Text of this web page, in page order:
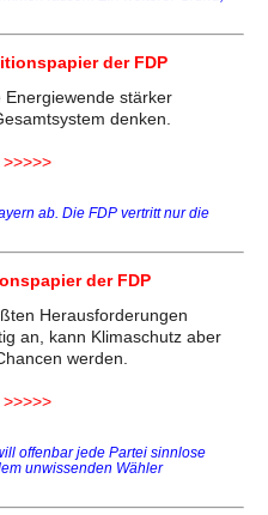
der FDP
stärker
denken.
>>>>>
ab. Die FDP vertritt nur die
der FDP
Herausforderungen
an, kann Klimaschutz aber
werden.
>>>>>
offenbar jede Partei sinnlose
unwissenden Wähler